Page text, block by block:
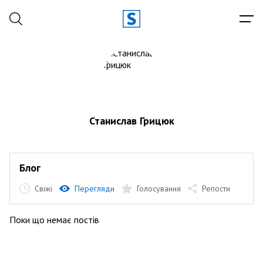
Станислав Грицюк
Блог
Свіжі Перегляди Голосування Репости
Поки що немає постів